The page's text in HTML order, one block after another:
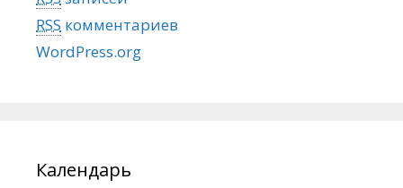
RSS комментариев
WordPress.org
Календарь